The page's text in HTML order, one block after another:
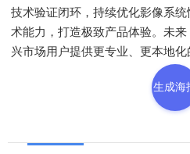
技术验证闭环，持续优化影像系
术能力，打造极致产品体验。未
兴市场用户提供更专业、更本地化
生成海